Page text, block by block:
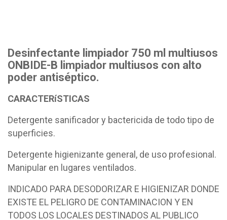
Desinfectante limpiador 750 ml multiusos
ONBIDE-B limpiador multiusos con alto
poder antiséptico.
CARACTERíSTICAS
Detergente sanificador y bactericida de todo tipo de
superficies.
Detergente higienizante general, de uso profesional.
Manipular en lugares ventilados.
INDICADO PARA DESODORIZAR E HIGIENIZAR DONDE
EXISTE EL PELIGRO DE CONTAMINACION Y EN
TODOS LOS LOCALES DESTINADOS AL PUBLICO